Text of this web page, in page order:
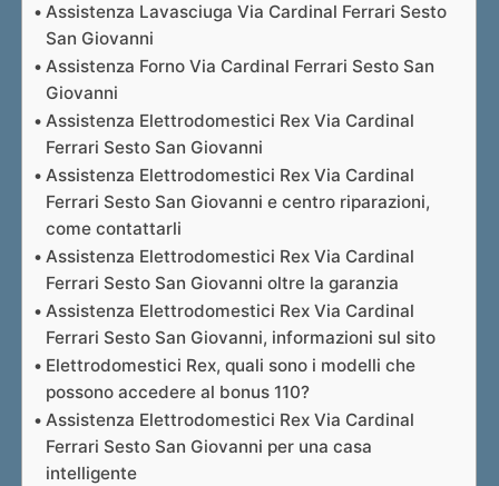
Assistenza Lavasciuga Via Cardinal Ferrari Sesto
San Giovanni
Assistenza Forno Via Cardinal Ferrari Sesto San
Giovanni
Assistenza Elettrodomestici Rex Via Cardinal
Ferrari Sesto San Giovanni
Assistenza Elettrodomestici Rex Via Cardinal
Ferrari Sesto San Giovanni e centro riparazioni,
come contattarli
Assistenza Elettrodomestici Rex Via Cardinal
Ferrari Sesto San Giovanni oltre la garanzia
Assistenza Elettrodomestici Rex Via Cardinal
Ferrari Sesto San Giovanni, informazioni sul sito
Elettrodomestici Rex, quali sono i modelli che
possono accedere al bonus 110?
Assistenza Elettrodomestici Rex Via Cardinal
Ferrari Sesto San Giovanni per una casa
intelligente